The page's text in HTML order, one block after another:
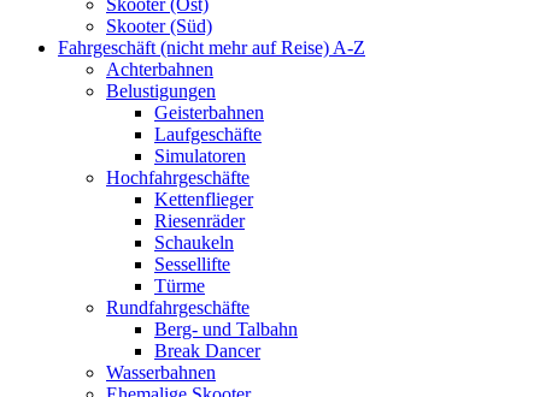
Skooter (Süd)
Fahrgeschäft (nicht mehr auf Reise) A-Z
Achterbahnen
Belustigungen
Geisterbahnen
Laufgeschäfte
Simulatoren
Hochfahrgeschäfte
Kettenflieger
Riesenräder
Schaukeln
Sessellifte
Türme
Rundfahrgeschäfte
Berg- und Talbahn
Break Dancer
Wasserbahnen